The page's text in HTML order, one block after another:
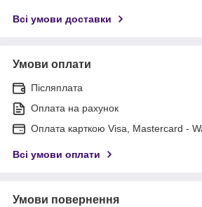
Всі умови доставки
Умови оплати
Післяплата
Оплата на рахунок
Оплата карткою Visa, Mastercard -
Всі умови оплати
Умови повернення